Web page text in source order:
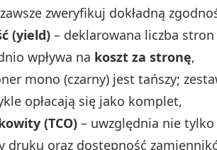
zweryfikuj dokładną
(yield) – deklarowana liczba
wpływa na koszt za stronę,
mono (czarny) jest tańszy;
opłacają się jako komplet,
(TCO) – uwzględnia nie
druku oraz dostępność